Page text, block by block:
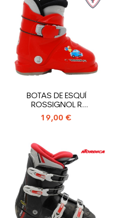
BOTAS DE ESQUÍ
ROSSIGNOL R
18_ENTRADA TRASERA
19,00 €